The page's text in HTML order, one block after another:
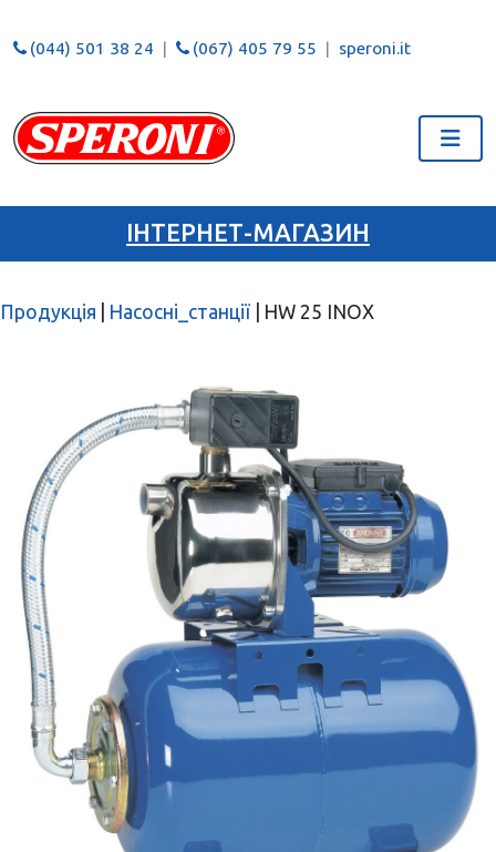
(044) 501 38 24 (067) 405 79 55 speroni.it
ІНТЕРНЕТ-МАГАЗИН
Продукція Насосні_станції HW 25 INOX